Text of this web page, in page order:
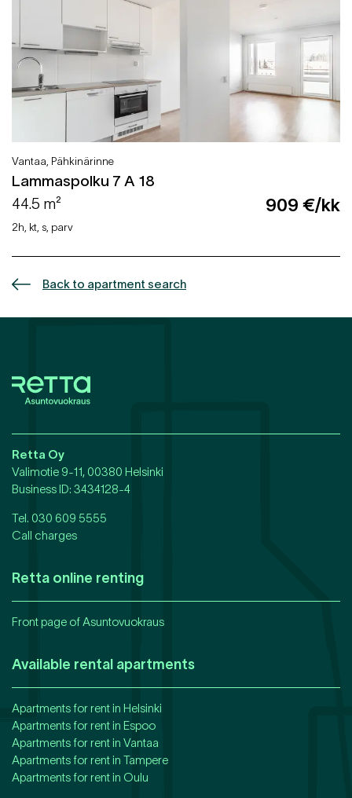
Vantaa, Pähkinärinne
Lammaspolku 7 A 18
44.5 m²
909 €/kk
2h, kt, s, parv
Back to apartment search
Retta Oy
Valimotie 9-11, 00380 Helsinki
Business ID: 3434128-4
Tel. 030 609 5555
Call charges
Retta online renting
Front page of Asuntovuokraus
Available rental apartments
Apartments for rent in Helsinki
Apartments for rent in Espoo
Apartments for rent in Vantaa
Apartments for rent in Tampere
Apartments for rent in Oulu